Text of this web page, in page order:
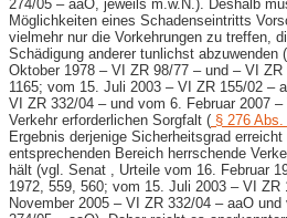
274/05 – aaO, jeweils m.w.N.). Deshalb
Möglichkeiten eines Schadenseintritts
vielmehr nur die Vorkehrungen zu treffen,
Schädigung anderer tunlichst abzuwenden
Oktober 1978 – VI ZR 98/77 – und – VI ZR
1165; vom 15. Juli 2003 – VI ZR 155/02 –
VI ZR 332/04 – und vom 6. Februar 2007
Verkehr erforderlichen Sorgfalt ( § 276
Ergebnis derjenige Sicherheitsgrad
entsprechenden Bereich herrschende
hält (vgl. Senat , Urteile vom 16. Februar
1972, 559, 560; vom 15. Juli 2003 – VI ZR
November 2005 – VI ZR 332/04 – aaO